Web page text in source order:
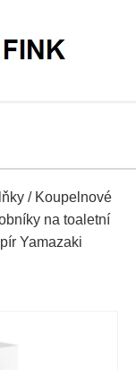
/ Koupelnové
na toaletní
Yamazaki